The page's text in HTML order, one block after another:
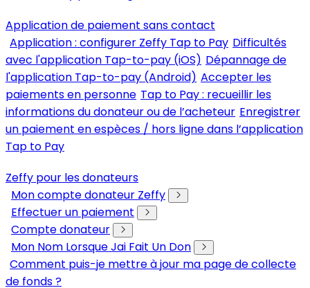
Application de paiement sans contact
Application : configurer Zeffy Tap to Pay Difficultés
avec l'application Tap-to-pay (iOS) Dépannage de
l'application Tap-to-pay (Android) Accepter les
paiements en personne Tap to Pay : recueillir les
informations du donateur ou de l’acheteur Enregistrer
un paiement en espèces / hors ligne dans l’application
Tap to Pay
Zeffy pour les donateurs
Mon compte donateur Zeffy
Effectuer un paiement
Compte donateur
Mon Nom Lorsque Jai Fait Un Don
Comment puis-je mettre à jour ma page de collecte
de fonds ?